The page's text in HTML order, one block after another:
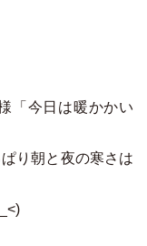
「今日は暖かかい
り朝と夜の寒さは